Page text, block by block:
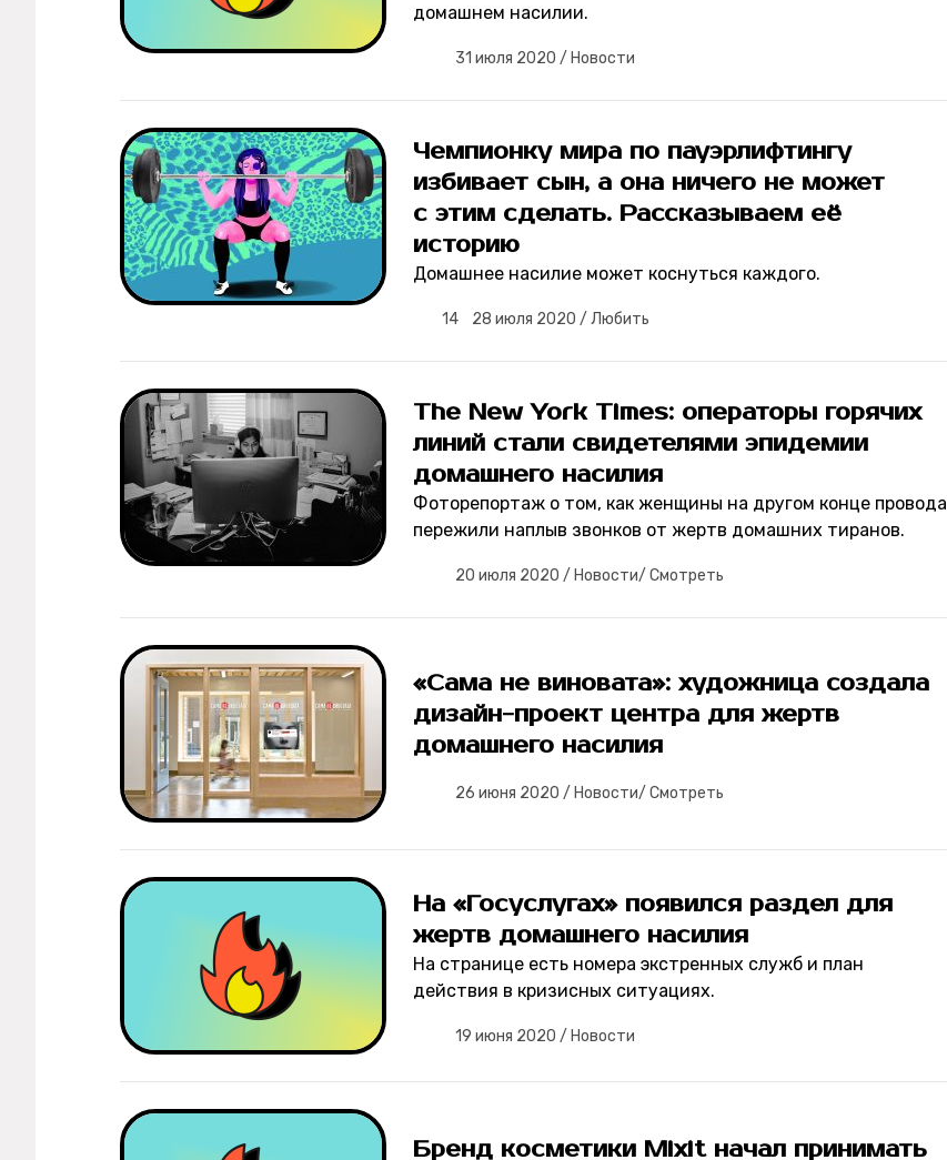
домашнем насилии.
31 июля 2020 / Новости
Чемпионку мира по пауэрлифтингу
избивает сын, а она ничего не может
с этим сделать. Рассказываем её
историю
Домашнее насилие может коснуться каждого.
14 28 июля 2020 / Любить
The New York Times: операторы горячих
линий стали свидетелями эпидемии
домашнего насилия
Фоторепортаж о том, как женщины на другом конце провода
пережили наплыв звонков от жертв домашних тиранов.
20 июля 2020 / Новости/ Смотреть
«Сама не виновата»: художница создала
дизайн-проект центра для жертв
домашнего насилия
26 июня 2020 / Новости/ Смотреть
На «Госуслугах» появился раздел для
жертв домашнего насилия
На странице есть номера экстренных служб и план
действия в кризисных ситуациях.
19 июня 2020 / Новости
Бренд косметики Mixit начал принимать